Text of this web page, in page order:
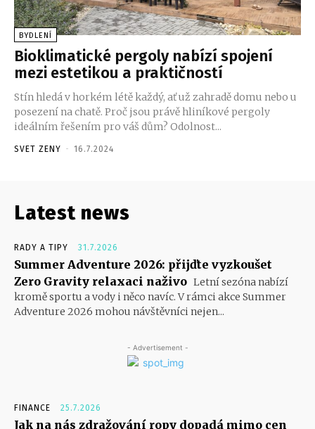
BYDLENÍ
Bioklimatické pergoly nabízí spojení
mezi estetikou a praktičností
Stín hledá v horkém létě každý, ať už zahradě domu nebo u
posezení na chatě. Proč jsou právě hliníkové pergoly
ideálním řešením pro váš dům? Odolnost...
SVET ZENY - 16.7.2024
Latest news
RADY A TIPY 31.7.2026
Summer Adventure 2026: přijďte vyzkoušet
Zero Gravity relaxaci naživo Letní sezóna nabízí
kromě sportu a vody i něco navíc. V rámci akce Summer
Adventure 2026 mohou návštěvníci nejen...
- Advertisement -
FINANCE 25.7.2026
Jak na nás zdražování ropy dopadá mimo cen